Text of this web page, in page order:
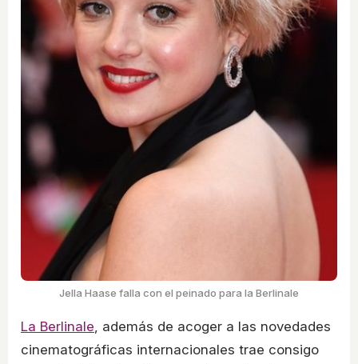
Jella Haase falla con el peinado para la Berlinale
La Berlinale, además de acoger a las novedades
cinematográficas internacionales trae consigo